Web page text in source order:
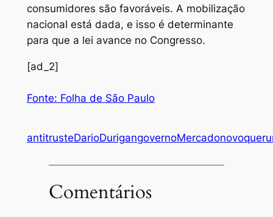
consumidores são favoráveis. A mobilização
nacional está dada, e isso é determinante
para que a lei avance no Congresso.
[ad_2]
Fonte: Folha de São Paulo
antitrusteDarioDurigangovernoMercadonovoquer
Comentários